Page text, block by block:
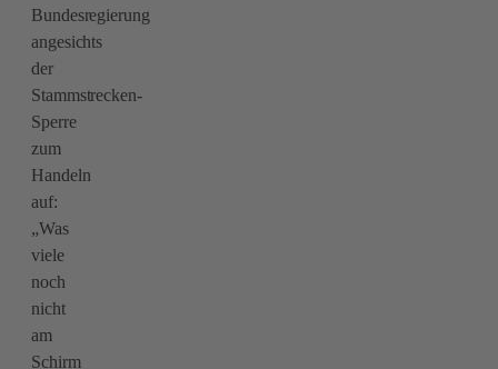
Bundesregierung
angesichts
der
Stammstrecken-
Sperre
zum
Handeln
auf:
„Was
viele
noch
nicht
am
Schirm